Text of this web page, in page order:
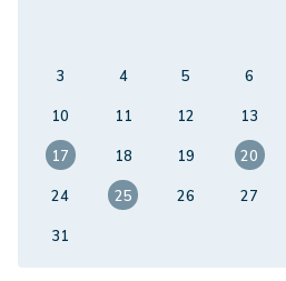
3
4 5 6
10
11 12 13
17
18 19 20
24
25 26 27
31